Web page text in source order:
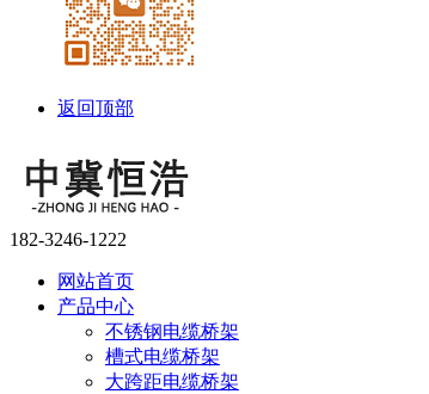
返回顶部
182-3246-1222
网站首页
产品中心
不锈钢电缆桥架
槽式电缆桥架
大跨距电缆桥架